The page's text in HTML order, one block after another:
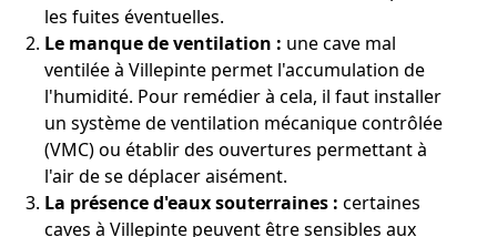
les fuites éventuelles.
Le manque de ventilation : une cave mal
ventilée à Villepinte permet l'accumulation de
l'humidité. Pour remédier à cela, il faut installer
un système de ventilation mécanique contrôlée
(VMC) ou établir des ouvertures permettant à
l'air de se déplacer aisément.
La présence d'eaux souterraines : certaines
caves à Villepinte peuvent être sensibles aux